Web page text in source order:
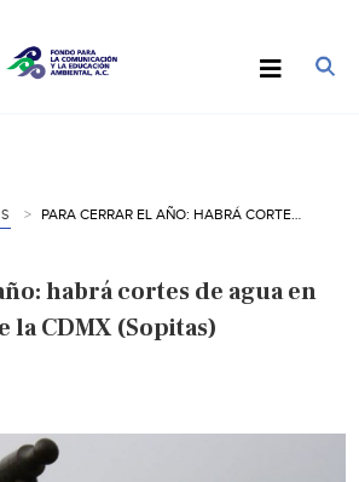
habrá cortes de agua en
la CDMX (Sopitas)